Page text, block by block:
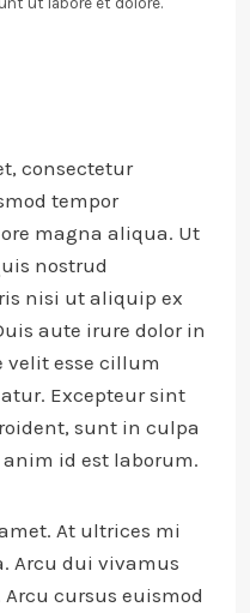
consectetur
tempor
magna aliqua. Ut
nostrud
nisi ut aliquip ex
aute irure dolor in
velit esse cillum
Excepteur sint
sunt in culpa
id est laborum.
At ultrices mi
Arcu dui vivamus
cursus euismod